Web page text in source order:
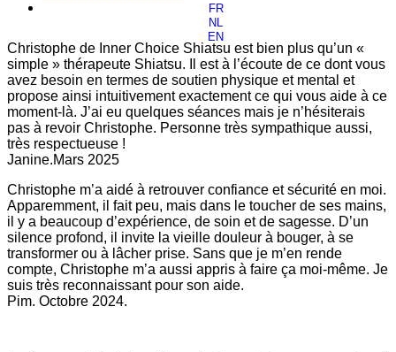
FR
NL
EN
Christophe de Inner Choice Shiatsu est bien plus qu’un «
simple » thérapeute Shiatsu. Il est à l’écoute de ce dont vous
avez besoin en termes de soutien physique et mental et
propose ainsi intuitivement exactement ce qui vous aide à ce
moment-là. J’ai eu quelques séances mais je n’hésiterais
pas à revoir Christophe. Personne très sympathique aussi,
très respectueuse !
Janine.Mars 2025
Christophe m’a aidé à retrouver confiance et sécurité en moi.
Apparemment, il fait peu, mais dans le toucher de ses mains,
il y a beaucoup d’expérience, de soin et de sagesse. D’un
silence profond, il invite la vieille douleur à bouger, à se
transformer ou à lâcher prise. Sans que je m’en rende
compte, Christophe m’a aussi appris à faire ça moi-même. Je
suis très reconnaissant pour son aide.
Pim. Octobre 2024.